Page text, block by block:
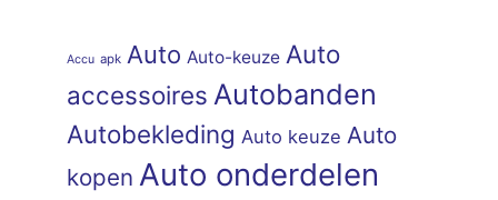
Accu apk Auto Auto-keuze Auto
accessoires Autobanden
Autobekleding Auto keuze Auto
kopen Auto onderdelen